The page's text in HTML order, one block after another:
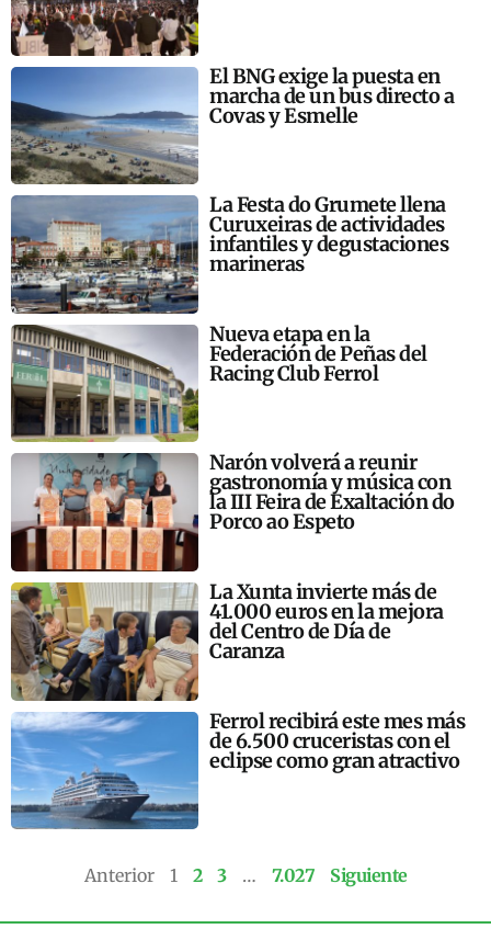
El BNG exige la puesta en
marcha de un bus directo a
Covas y Esmelle
La Festa do Grumete llena
Curuxeiras de actividades
infantiles y degustaciones
marineras
Nueva etapa en la
Federación de Peñas del
Racing Club Ferrol
Narón volverá a reunir
gastronomía y música con
la III Feira de Exaltación do
Porco ao Espeto
La Xunta invierte más de
41.000 euros en la mejora
del Centro de Día de
Caranza
Ferrol recibirá este mes más
de 6.500 cruceristas con el
eclipse como gran atractivo
Anterior 1 2 3 … 7.027 Siguiente